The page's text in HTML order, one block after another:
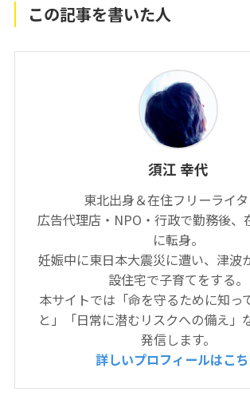
この記事を書いた人
須江 幸代
東北出身＆在住フリーライタ
広告代理店・NPO・行政で勤務後、
に転身。
妊娠中に東日本大震災に遭い、津波
設住宅で子育てをする。
本サイトでは「命を守るために知っ
と」「日常に潜むリスクへの備え」
発信します。
詳しいプロフィールはこ